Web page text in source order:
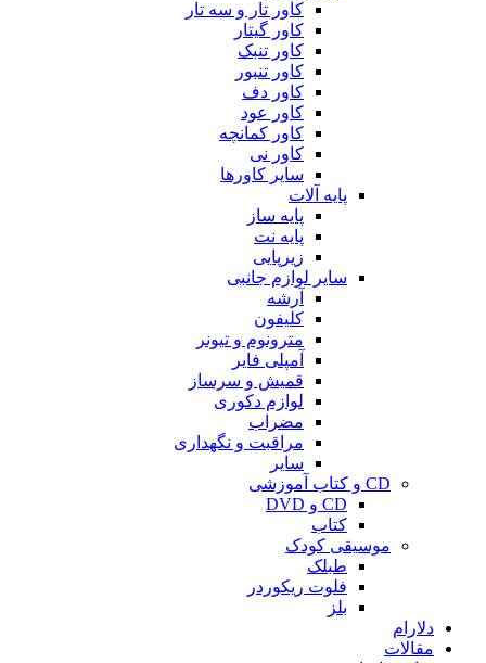
کاور تار و سه تار
کاور گیتار
کاور تنبک
کاور تنبور
کاور دف
کاور عود
کاور کمانچه
کاور نی
سایر کاورها
پایه آلات
پایه ساز
پایه نت
زیرپایی
سایر لوازم جانبی
آرشه
کلیفون
مترونوم و تیونر
آمپلی فایر
قمیش و سرساز
لوازم دکوری
مضراب
مراقبت و نگهداری
سایر
CD و کتاب آموزشی
CD و DVD
کتاب
موسیقی کودک
طبلک
فلوت ریکوردر
بلز
دلارام
مقالات